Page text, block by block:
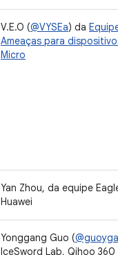
V.E.O (@VYSEa) da
Ameaças para
Micro
Yan Zhou, da equipe
Huawei
Yonggang Guo (
IceSword Lab, Qihoo